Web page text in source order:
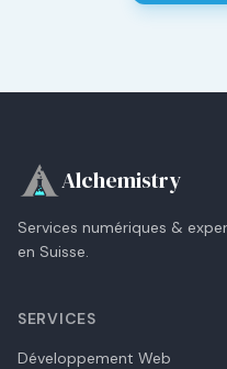
Alchemistry
Services numériques &
en Suisse.
SERVICES
Développement Web